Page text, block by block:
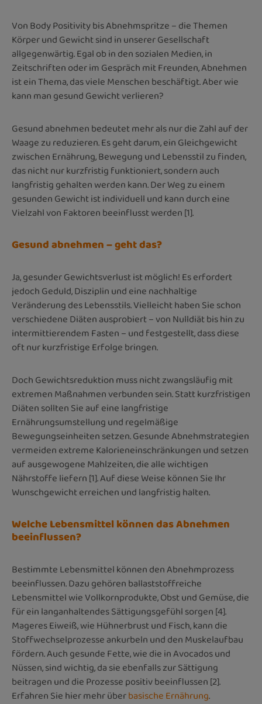
Von Body Positivity bis Abnehmspritze – die Themen
Körper und Gewicht sind in unserer Gesellschaft
allgegenwärtig. Egal ob in den sozialen Medien, in
Zeitschriften oder im Gespräch mit Freunden, Abnehmen
ist ein Thema, das viele Menschen beschäftigt. Aber wie
kann man gesund Gewicht verlieren?
Gesund abnehmen bedeutet mehr als nur die Zahl auf der
Waage zu reduzieren. Es geht darum, ein Gleichgewicht
zwischen Ernährung, Bewegung und Lebensstil zu finden,
das nicht nur kurzfristig funktioniert, sondern auch
langfristig gehalten werden kann. Der Weg zu einem
gesunden Gewicht ist individuell und kann durch eine
Vielzahl von Faktoren beeinflusst werden [1].
Gesund abnehmen – geht das?
Ja, gesunder Gewichtsverlust ist möglich! Es erfordert
jedoch Geduld, Disziplin und eine nachhaltige
Veränderung des Lebensstils. Vielleicht haben Sie schon
verschiedene Diäten ausprobiert – von Nulldiät bis hin zu
intermittierendem Fasten – und festgestellt, dass diese
oft nur kurzfristige Erfolge bringen.
Doch Gewichtsreduktion muss nicht zwangsläufig mit
extremen Maßnahmen verbunden sein. Statt kurzfristigen
Diäten sollten Sie auf eine langfristige
Ernährungsumstellung und regelmäßige
Bewegungseinheiten setzen. Gesunde Abnehmstrategien
vermeiden extreme Kalorieneinschränkungen und setzen
auf ausgewogene Mahlzeiten, die alle wichtigen
Nährstoffe liefern [1]. Auf diese Weise können Sie Ihr
Wunschgewicht erreichen und langfristig halten.
Welche Lebensmittel können das Abnehmen
beeinflussen?
Bestimmte Lebensmittel können den Abnehmprozess
beeinflussen. Dazu gehören ballaststoffreiche
Lebensmittel wie Vollkornprodukte, Obst und Gemüse, die
für ein langanhaltendes Sättigungsgefühl sorgen [4].
Mageres Eiweiß, wie Hühnerbrust und Fisch, kann die
Stoffwechselprozesse ankurbeln und den Muskelaufbau
fördern. Auch gesunde Fette, wie die in Avocados und
Nüssen, sind wichtig, da sie ebenfalls zur Sättigung
beitragen und die Prozesse positiv beeinflussen [2].
Erfahren Sie hier mehr überbasische Ernährung.